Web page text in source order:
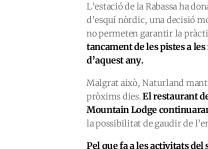
L’estació de la Rabassa ha
d’esquí nòrdic, una decisió
no permeten garantir la
tancament de les pistes a
d’aquest any.
Malgrat això, Naturland
pròxims dies.El restaurant
Mountain Lodge
la possibilitat de gaudir de
Pel que fa a les activitats del